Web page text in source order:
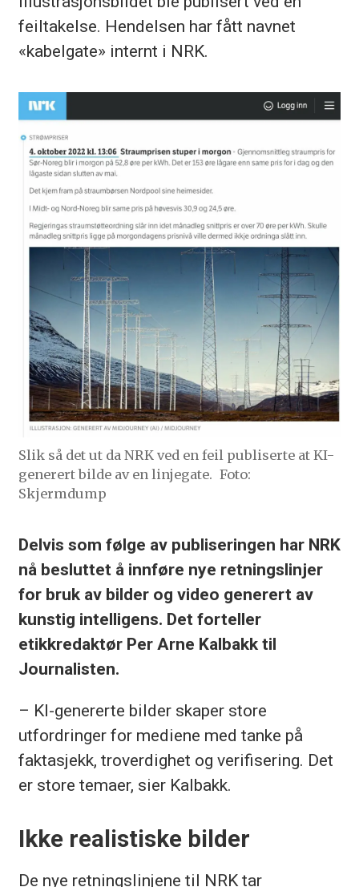
feiltakelse. Hendelsen har fått navnet
«kabelgate» internt i NRK.
Slik så det ut da NRK ved en feil publiserte at KI-
generert bilde av en linjegate. Foto:
Skjermdump
Delvis som følge av publiseringen har NRK
nå besluttet å innføre nye retningslinjer
for bruk av bilder og video generert av
kunstig intelligens. Det forteller
etikkredaktør Per Arne Kalbakk til
Journalisten.
– KI-genererte bilder skaper store
utfordringer for mediene med tanke på
faktasjekk, troverdighet og verifisering. Det
er store temaer, sier Kalbakk.
Ikke realistiske bilder
De nye retningslinjene til NRK tar